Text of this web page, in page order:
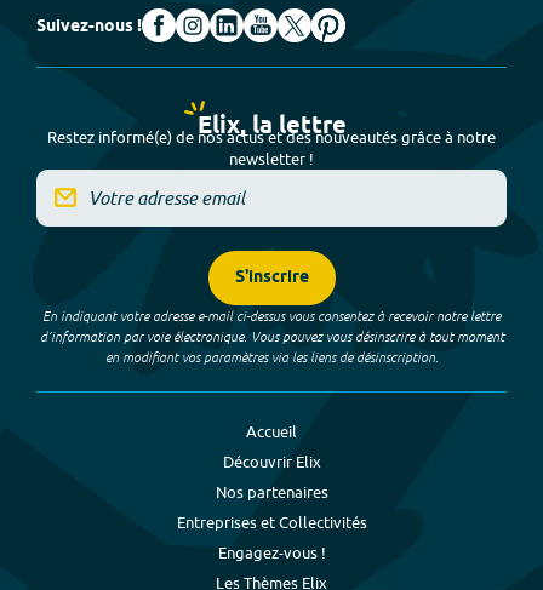
Suivez-nous !
Elix, la lettre
Restez informé(e) de nos actus et des nouveautés grâce à notre
newsletter !
S'inscrire
En indiquant votre adresse e-mail ci-dessus vous consentez à recevoir notre lettre
d’information par voie électronique. Vous pouvez vous désinscrire à tout moment
en modifiant vos paramètres via les liens de désinscription.
Accueil
Découvrir Elix
Nos partenaires
Entreprises et Collectivités
Engagez-vous !
Les Thèmes Elix